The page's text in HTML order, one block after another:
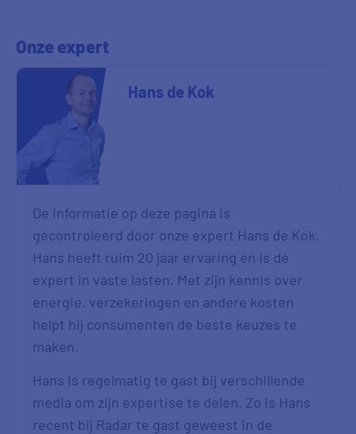
Onze expert
Hans de Kok
De informatie op deze pagina is
gecontroleerd door onze expert Hans de Kok.
Hans heeft ruim 20 jaar ervaring en is dé
expert in vaste lasten. Met zijn kennis over
energie, verzekeringen en andere kosten
helpt hij consumenten de beste keuzes te
maken.
Hans is regelmatig te gast bij verschillende
media om zijn expertise te delen. Zo is Hans
recent bij Radar te gast geweest in de